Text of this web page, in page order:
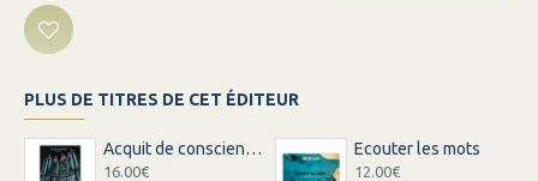
PLUS DE TITRES DE CET ÉDITEUR
Acquit de conscience - Un procès ordinaire
16.00€
Ecouter les mots
12.00€